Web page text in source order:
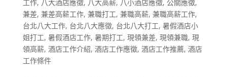
工作, 八大酒店應徵, 八大高薪, 八小酒店應徵, 公關應徵,
兼差, 兼差高薪工作, 兼職打工, 兼職高薪, 兼職高薪工作,
台北八大工作, 台北八大應徵, 台北八大打工, 暑假酒店小
姐打工, 暑假酒店工作, 暑期打工, 現領兼差, 現領兼職, 現
領高薪, 酒店工作介紹, 酒店工作應徵, 酒店工作推薦, 酒店
工作條件